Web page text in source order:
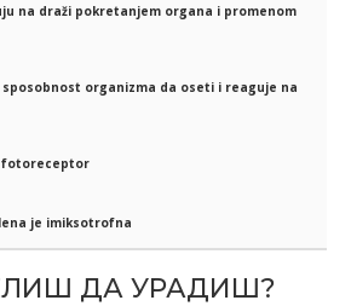
na draži pokretanjem organa i promenom
sposobnost organizma da oseti i reaguje na
fotoreceptor
je imiksotrofna
ДА УРАДИШ?